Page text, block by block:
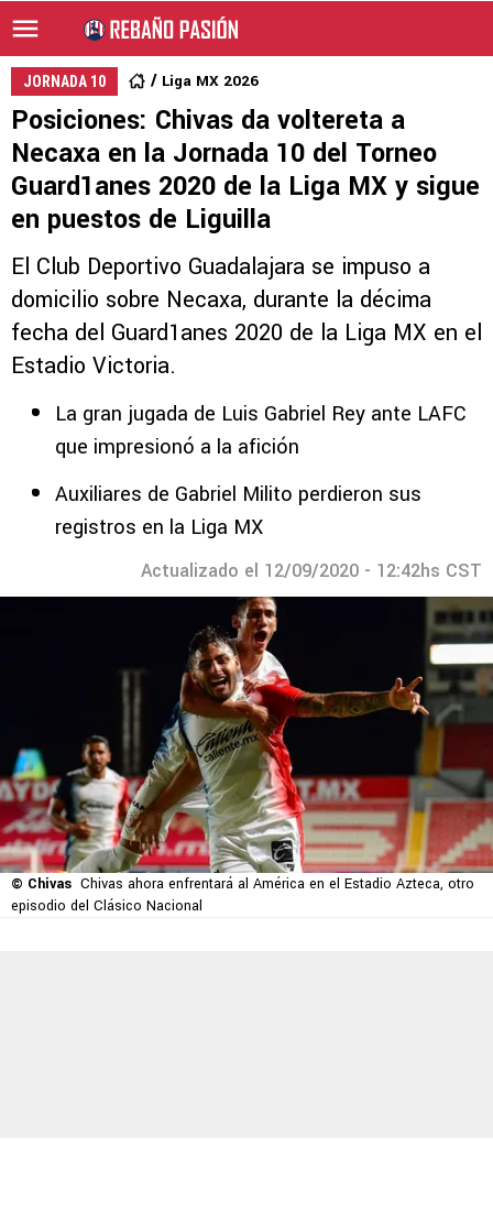
JORNADA 10 Liga MX 2026
Posiciones: Chivas da voltereta a
Necaxa en la Jornada 10 del Torneo
Guard1anes 2020 de la Liga MX y sigue
en puestos de Liguilla
El Club Deportivo Guadalajara se impuso a
domicilio sobre Necaxa, durante la décima
fecha del Guard1anes 2020 de la Liga MX en el
Estadio Victoria.
La gran jugada de Luis Gabriel Rey ante LAFC
que impresionó a la afición
Auxiliares de Gabriel Milito perdieron sus
registros en la Liga MX
Actualizado el 12/09/2020 - 12:42hs CST
© Chivas Chivas ahora enfrentará al América en el Estadio Azteca, otro
episodio del Clásico Nacional